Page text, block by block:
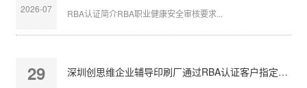
2026-07 RBA认证简介RBA职业健康安全审核要求...
29 深圳创思维企业辅导印刷厂通过RBA认证客户指定审核